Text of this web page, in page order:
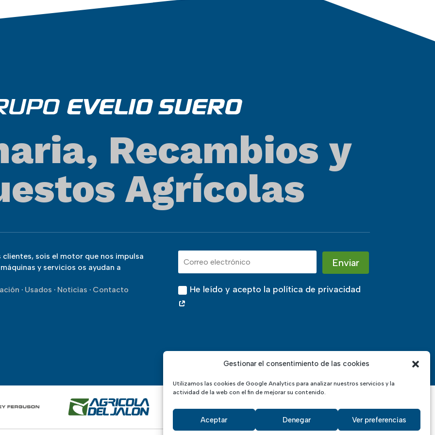
Gestionar el consentimiento de las cookies
Utilizamos las cookies de Google Analytics para analizar nuestros servicios y la
actividad de la web con el fin de mejorar su contenido.
Aceptar Denegar Ver preferencias
Recambios y
Agrícolas
sois el motor que nos impulsa
y servicios os ayudan a
· Usados · Noticias · Contacto He leído y acepto la política de privacidad
Enviar